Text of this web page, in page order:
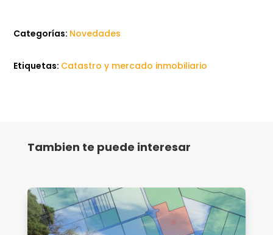
Categorías: Novedades
Etiquetas: Catastro y mercado inmobiliario
Tambien te puede interesar